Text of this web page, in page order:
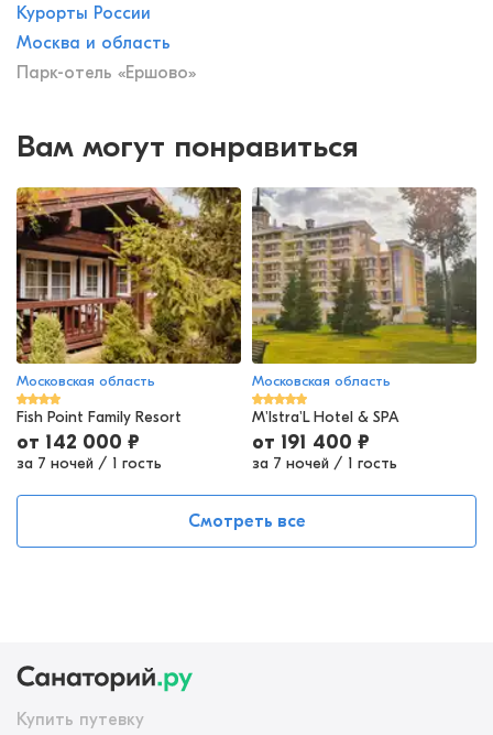
Курорты России
Москва и область
Парк-отель «Ершово»
Вам могут понравиться
Московская область
Fish Point Family Resort
от 142 000 ₽
за 7 ночей / 1 гость
Московская область
M'Istra'L Hotel & SPA
от 191 400 ₽
за 7 ночей / 1 гость
Смотреть все
Купить путевку